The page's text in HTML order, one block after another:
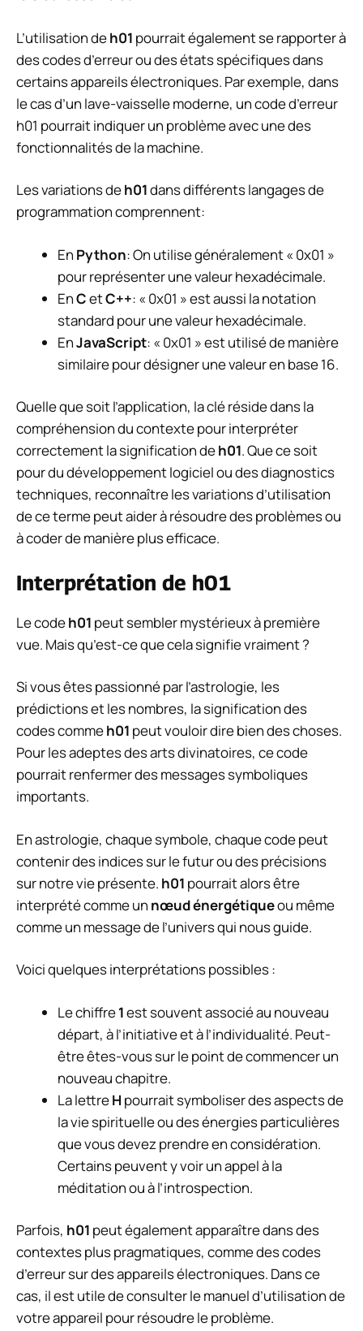
L’utilisation deh01 pourrait également se rapporter à
des codes d’erreur ou des états spécifiques dans
certains appareils électroniques. Par exemple, dans
le cas d’un lave-vaisselle moderne, un code d’erreur
h01 pourrait indiquer un problème avec une des
fonctionnalités de la machine.
Les variations deh01dans différents langages de
programmation comprennent:
En Python: On utilise généralement « 0x01 »
pour représenter une valeur hexadécimale.
EnCetC++: « 0x01 » est aussi la notation
standard pour une valeur hexadécimale.
EnJavaScript: « 0x01 » est utilisé de manière
similaire pour désigner une valeur en base 16.
Quelle que soit l’application, la clé réside dans la
compréhension du contexte pour interpréter
correctement la signification deh01. Que ce soit
pour du développement logiciel ou des diagnostics
techniques, reconnaître les variations d’utilisation
de ce terme peut aider à résoudre des problèmes ou
à coder de manière plus efficace.
Interprétation de h01
Le codeh01 peut sembler mystérieux à première
vue. Mais qu’est-ce que cela signifie vraiment ?
Si vous êtes passionné par l’astrologie, les
prédictions et les nombres, la signification des
codes commeh01 peut vouloir dire bien des choses.
Pour les adeptes des arts divinatoires, ce code
pourrait renfermer des messages symboliques
importants.
En astrologie, chaque symbole, chaque code peut
contenir des indices sur le futur ou des précisions
sur notre vie présente. h01 pourrait alors être
interprété comme un nœud énergétiqueou même
comme un message de l’univers qui nous guide.
Voici quelques interprétations possibles :
Le chiffre1est souvent associé au nouveau
départ, à l’initiative et à l’individualité. Peut-
être êtes-vous sur le point de commencer un
nouveau chapitre.
La lettreH pourrait symboliser des aspects de
la vie spirituelle ou des énergies particulières
que vous devez prendre en considération.
Certains peuvent y voir un appel à la
méditation ou à l’introspection.
Parfois, h01 peut également apparaître dans des
contextes plus pragmatiques, comme des codes
d’erreur sur des appareils électroniques. Dans ce
cas, il est utile de consulter le manuel d’utilisation de
votre appareil pour résoudre le problème.